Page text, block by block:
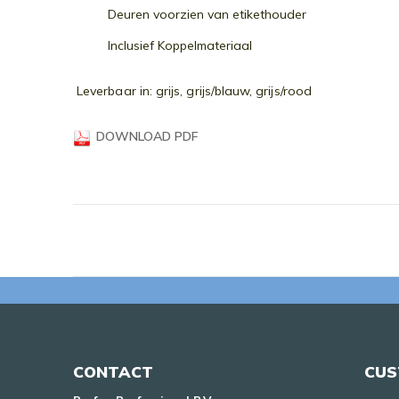
gallerijDeuren voorzien van etikethouder
Inclusief Koppelmateriaal
Leverbaar in: grijs, grijs/blauw, grijs/rood
DOWNLOAD PDF
CONTACT